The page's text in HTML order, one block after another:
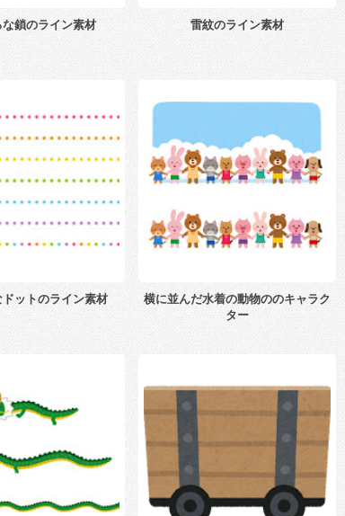
鎖のライン素材 雷紋のライン素材
ットのライン素材
横に並んだ水着の動物ののキャラク
ター